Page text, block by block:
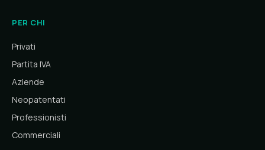
PER CHI
Privati
Partita IVA
Aziende
Neopatentati
Professionisti
Commerciali